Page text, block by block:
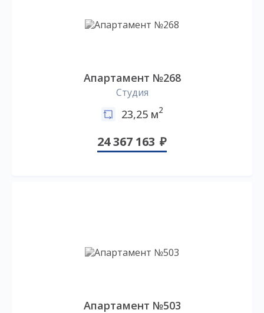
Апартамент №268
Студия
23,25 м2
24 367 163
Апартамент №503